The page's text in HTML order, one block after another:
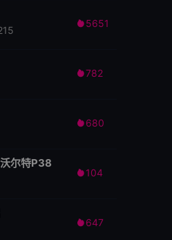
 5651
782
 680
尔特P38
 104
 647